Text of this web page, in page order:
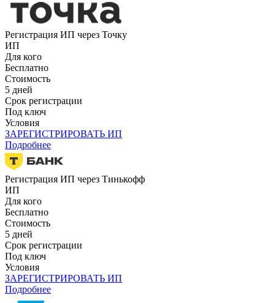
Регистрация ИП через Точку
ИП
Для кого
Бесплатно
Стоимость
5 дней
Срок регистрации
Под ключ
Условия
ЗАРЕГИСТРИРОВАТЬ ИП
Подробнее
Регистрация ИП через Тинькофф
ИП
Для кого
Бесплатно
Стоимость
5 дней
Срок регистрации
Под ключ
Условия
ЗАРЕГИСТРИРОВАТЬ ИП
Подробнее